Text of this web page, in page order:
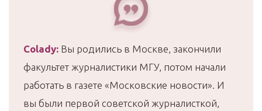
Colady: Вы родились в Москве, закончили
факультет журналистики МГУ, потом начали
работать в газете «Московские новости». И
вы были первой советской журналисткой,